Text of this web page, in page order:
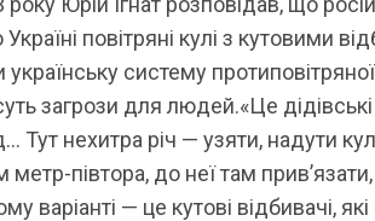
повітряні кулі з кутовими
систему
загрози для людей.«Це
Тут нехитра річ — узяти, надути
метр-півтора, до неї там
варіанті — це кутові відбивачі,